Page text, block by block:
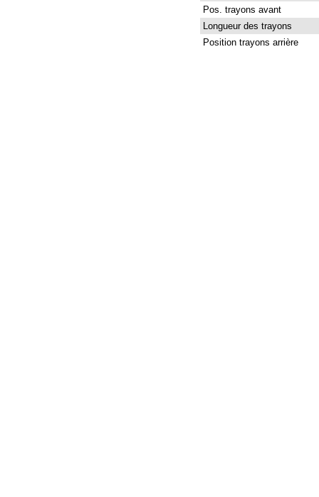
Pos. trayons avant
Longueur des trayons
Position trayons arrière